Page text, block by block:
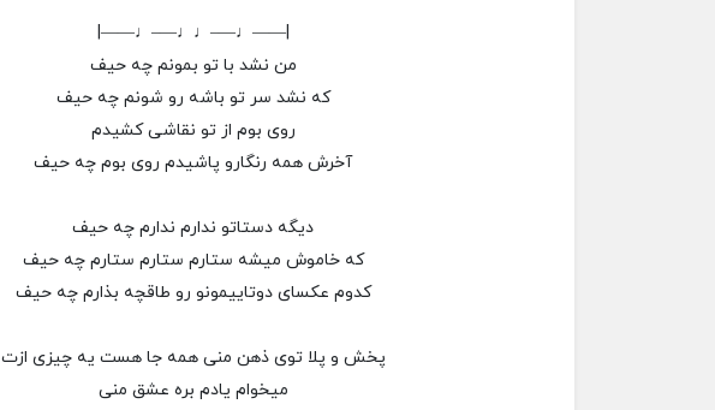
|——♩—–♩♩—–♩——|
من نشد با تو بمونم چه حیف
که نشد سر تو باشه رو شونم چه حیف
روی بوم از تو نقاشی کشیدم
آخرش همه رنگارو پاشیدم روی بوم چه حیف
دیگه دستاتو ندارم ندارم چه حیف
که خاموش میشه ستارم ستارم ستارم چه حیف
کدوم عکسای دوتاییمونو رو طاقچه بذارم چه حیف
پخش و پلا توی ذهن منی همه جا هست یه چیزی ازت
میخوام یادم بره عشق منی